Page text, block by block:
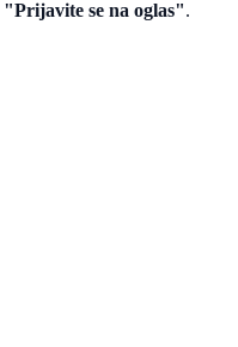
"Prijavite se na oglas".